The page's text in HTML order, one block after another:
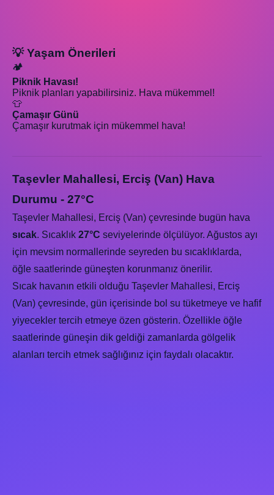
💡 Yaşam Önerileri
🏕️
Piknik Havası!
Piknik planları yapabilirsiniz. Hava mükemmel!
👕
Çamaşır Günü
Çamaşır kurutmak için mükemmel hava!
Taşevler Mahallesi, Erciş (Van) Hava
Durumu - 27°C
Taşevler Mahallesi, Erciş (Van) çevresinde bugün hava
sıcak. Sıcaklık 27°C seviyelerinde ölçülüyor. Ağustos ayı
için mevsim normallerinde seyreden bu sıcaklıklarda,
öğle saatlerinde güneşten korunmanız önerilir.
Sıcak havanın etkili olduğu Taşevler Mahallesi, Erciş
(Van) çevresinde, gün içerisinde bol su tüketmeye ve hafif
yiyecekler tercih etmeye özen gösterin. Özellikle öğle
saatlerinde güneşin dik geldiği zamanlarda gölgelik
alanları tercih etmek sağlığınız için faydalı olacaktır.